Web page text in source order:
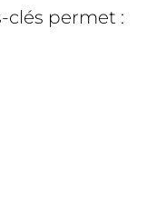
clés permet :